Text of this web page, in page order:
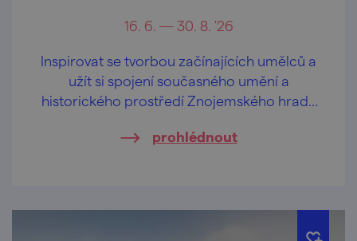
16. 6. — 30. 8. '26
Inspirovat se tvorbou začínajících umělců a
užít si spojení současného umění a
historického prostředí Znojemského hradu
června a potrvá až do 30. srpna 2026.
prohlédnout